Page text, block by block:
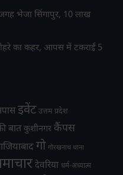
भेजा सिंगापुर, 10 लाख
का कहर, आपस में टकराईं 5
इवेंट उत्तम प्रदेश
बात कुशीनगर कैंपस
गो गोरखनाथ थाना
देवरिया धर्म-अध्यात्म